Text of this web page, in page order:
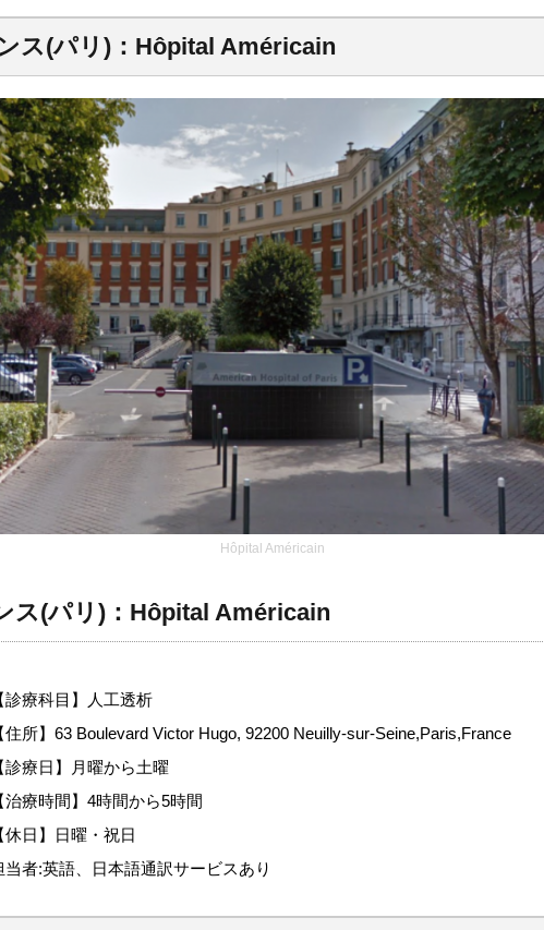
ス(パリ)：Hôpital Américain
Hôpital Américain
ス(パリ)：Hôpital Américain
診療科目】人工透析
住所】63 Boulevard Victor Hugo, 92200 Neuilly-sur-Seine,Paris,France
診療日】月曜から土曜
治療時間】4時間から5時間
休日】日曜・祝日
当者:英語、日本語通訳サービスあり